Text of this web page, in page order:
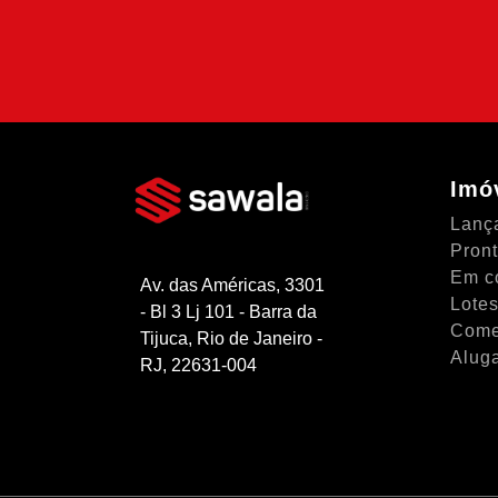
Av. das Américas, 3301
- Bl 3 Lj 101 - Barra da
Tijuca, Rio de Janeiro -
RJ, 22631-004
Em